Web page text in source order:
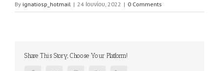
By ignatiosp_hotmail | 24 Ιουνίου, 2022 | 0 Comments
Share This Story, Choose Your Platform!